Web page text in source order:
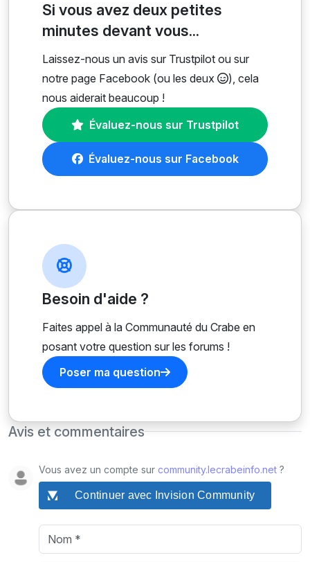
Si vous avez deux petites
minutes devant vous...
Laissez-nous un avis sur Trustpilot ou sur
notre page Facebook (ou les deux
), cela
nous aiderait beaucoup !
Évaluez-nous sur Trustpilot
Évaluez-nous sur Facebook
Besoin d'aide ?
Faites appel à la Communauté du Crabe en
posant votre question sur les forums !
Poser ma question
Avis et commentaires
Vous avez un compte sur community.lecrabeinfo.net ?
Continuer avec Invision Community